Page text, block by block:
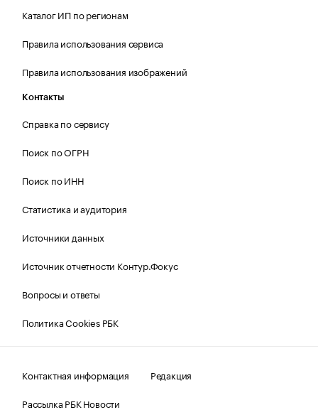
Каталог ИП по регионам
Правила использования сервиса
Правила использования изображений
Контакты
Справка по сервису
Поиск по ОГРН
Поиск по ИНН
Статистика и аудитория
Источники данных
Источник отчетности Контур.Фокус
Вопросы и ответы
Политика Cookies РБК
Контактная информация
Редакция
Рассылка РБК Новости